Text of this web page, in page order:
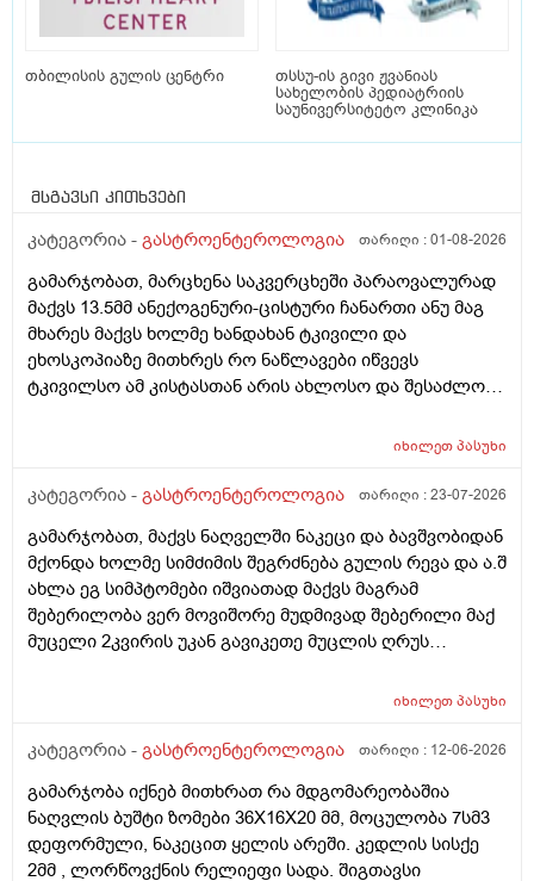
თბილისის გულის ცენტრი
თსსუ-ის გივი ჟვანიას
სახელობის პედიატრიის
საუნივერსიტეტო კლინიკა
მსგავსი კითხვები
კატეგორია - გასტროენტეროლოგია თარიღი :01-08-2026
გამარჯობათ, მარცხენა საკვერცხეში პარაოვალურად
მაქვს 13.5მმ ანექოგენური-ცისტური ჩანართი ანუ მაგ
მხარეს მაქვს ხოლმე ხანდახან ტკივილი და
ეხოსკოპიაზე მითხრეს რო ნაწლავები იწვევს
ტკივილსო ამ კისტასთან არის ახლოსო და შესაძლოა
შებერილობა მაწუხებს მუდმივად და ნამდვილად მაგის
ცოტა შევიმსუბუქო მდგომარეობა ან ვარჯიშით ან
მივალ.ძლიერი ტკივილები არ მაქვს. მადლობა დიდი
იხილეთპასუხი
კატეგორია - გასტროენტეროლოგია თარიღი :23-07-2026
გამარჯობათ, მაქვს ნაღველში ნაკეცი და ბავშვობიდან
მქონდა ხოლმე სიმძიმის შეგრძნება გულის რევა და ა.შ
ახლა ეგ სიმპტომები იშვიათად მაქვს მაგრამ
შებერილობა ვერ მოვიშორე მუდმივად შებერილი მაქ
მუცელი 2კვირის უკან გავიკეთე მუცლის ღრუს
ნაწლავის შებერილობა გამოჩნდა მაგრამ მუცლის ხან
და ხანდახან უფრო ამოსუნთვაზე.შესაძლოა სტრესის
ვუმკურნალო ამ შებერილობას და ნაზლავების რაიმე
დაზიანება რომ ყოფილიყო ეხოსკოპიაზე ხომ
გამოჩნდებოდა.მადლობა დიდი
იხილეთპასუხი
კატეგორია - გასტროენტეროლოგია თარიღი : 12-06-2026
გამარჯობა იქნებ მითხრათ რა მდგომარეობაშია
ნაღვლის ბუშტი ზომები 36X16X20 მმ, მოცულობა 7სმ3
დეფორმული, ნაკეცით ყელის არეში. კედლის სისქე
2მმ , ლორწოვქნის რელიეფი სადა. შიგთავსი